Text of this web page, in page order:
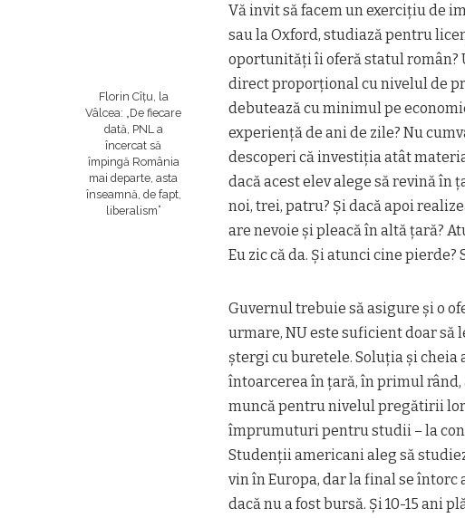
Florin Cîțu, la
Vâlcea: „De fiecare
dată, PNL a
încercat să
împingă România
mai departe, asta
înseamnă, de fapt,
liberalism”
Vă invit să facem un exercițiu de
sau la Oxford, studiază pentru
oportunități îi oferă statul român?
direct proporțional cu nivelul de
debutează cu minimul pe
experiență de ani de zile? Nu
descoperi că investiția atât
dacă acest elev alege să revină în
noi, trei, patru? Și dacă apoi
are nevoie și pleacă în altă țară?
Eu zic că da. Și atunci cine
Guvernul trebuie să asigure și o
urmare, NU este suficient doar să
ștergi cu buretele. Soluția și
întoarcerea în țară, în primul
muncă pentru nivelul pregătirii
împrumuturi pentru studii – la
Studenții americani aleg să
vin în Europa, dar la final se
dacă nu a fost bursă. Și 10-15 ani